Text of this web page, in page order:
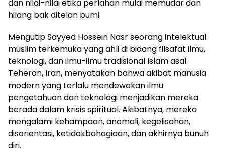
dan nilai-nilai etika perlahan mulai memudar dan
hilang bak ditelan bumi.
Mengutip Sayyed Hossein Nasr seorang intelektual
muslim terkemuka yang ahli di bidang filsafat ilmu,
teknologi, dan ilmu-ilmu tradisional Islam asal
Teheran, Iran, menyatakan bahwa akibat manusia
modern yang terlalu mendewakan ilmu
pengetahuan dan teknologi menjadikan mereka
berada dalam krisis spiritual. Akibatnya, mereka
mengalami kehampaan, anomali, kegelisahan,
disorientasi, ketidakbahagiaan, dan akhirnya bunuh
diri.